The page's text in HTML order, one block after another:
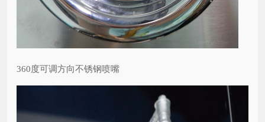
360度可调方向不锈钢喷嘴